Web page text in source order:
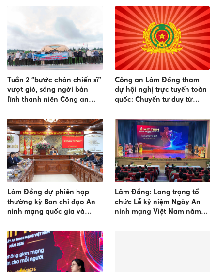
Tuần 2 “bước chân chiến sĩ”
vượt gió, sáng ngời bản
lĩnh thanh niên Công an
Công an Lâm Đồng tham
dự hội nghị trực tuyến toàn
quốc: Chuyển tư duy từ
tạo" trong công tác cai
nghiện ma túy
Lâm Đồng dự phiên họp
thường kỳ Ban chỉ đạo An
ninh mạng quốc gia và
mạng Việt Nam 2026
Lâm Đồng: Long trọng tổ
chức Lễ kỷ niệm Ngày An
ninh mạng Việt Nam năm